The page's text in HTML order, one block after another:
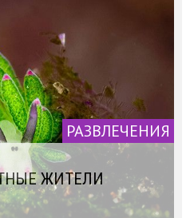
РАЗВЛЕЧЕНИЯ
ЖИТЕЛИ